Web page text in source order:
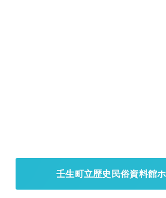
壬生町立歴史民俗資料館